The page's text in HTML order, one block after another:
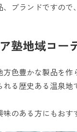
ブランドですの
塾地域コー
色豊かな製品を作
る歴史ある温泉
のある方にもおす